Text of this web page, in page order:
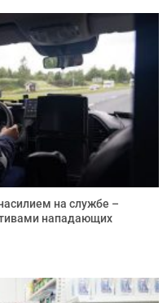
на службе –
нападающих